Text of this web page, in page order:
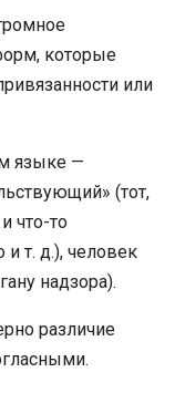
которые
или
языке —
(тот,
что-то
т. д.), человек
надзора).
различие